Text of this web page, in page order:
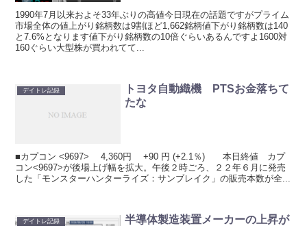
1990年7月以来およそ33年ぶりの高値今日現在の話題ですがプライム
市場全体の値上がり銘柄数は9割ほど1,662銘柄値下がり銘柄数は140
と7.6%となります値下がり銘柄数の10倍ぐらいあるんですよ1600対
160ぐらい大型株が買われてて...
デイトレ記録
トヨタ自動織機 PTSお金落ちて
たな
■カプコン <9697> 4,360円 +90 円 (+2.1％) 本日終値 カプ
コン<9697>が後場上げ幅を拡大。午後２時ごろ、２２年６月に発売
した「モンスターハンターライズ：サンブレイク」の販売本数が全...
デイトレ記録
半導体製造装置メーカーの上昇が